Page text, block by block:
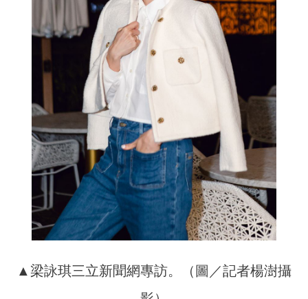
▲梁詠琪三立新聞網專訪。（圖／記者楊澍攝